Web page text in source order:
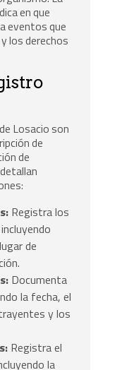
en que
eventos que
los derechos
Losacio son
de
de
Registra los
de
Documenta
la fecha, el
y los
Registra el
la